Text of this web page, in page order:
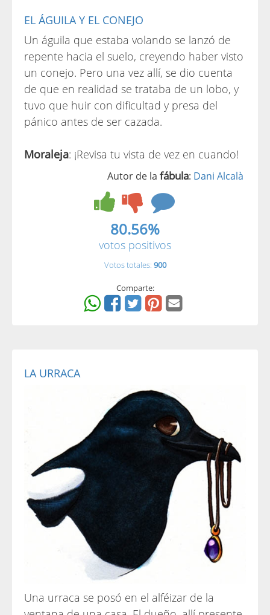
EL ÁGUILA Y EL CONEJO
Un águila que estaba volando se lanzó de
repente hacia el suelo, creyendo haber visto
un conejo. Pero una vez allí, se dio cuenta
de que en realidad se trataba de un lobo, y
tuvo que huir con dificultad y presa del
pánico antes de ser cazada.
Moraleja: ¡Revisa tu vista de vez en cuando!
Autor de la fábula: Dani Alcalà
80.56%
votos positivos
Votos totales: 900
Comparte:
LA URRACA
Una urraca se posó en el alféizar de la